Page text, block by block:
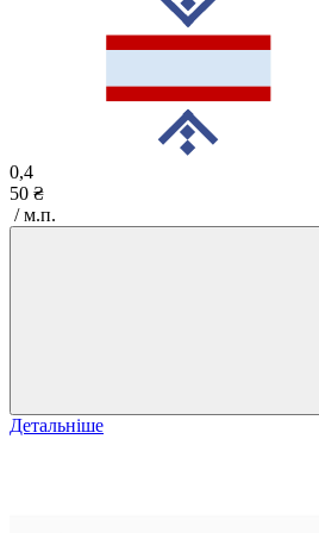
0,4
50 ₴
/ м.п.
Детальніше